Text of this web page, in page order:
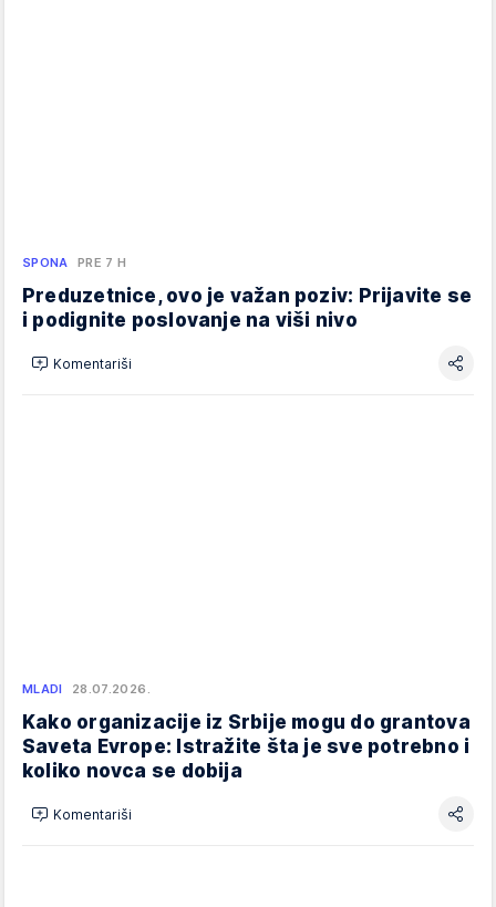
SPONA PRE 7 H
Preduzetnice, ovo je važan poziv: Prijavite se
i podignite poslovanje na viši nivo
Komentariši
MLADI 28.07.2026.
Kako organizacije iz Srbije mogu do grantova
Saveta Evrope: Istražite šta je sve potrebno i
koliko novca se dobija
Komentariši